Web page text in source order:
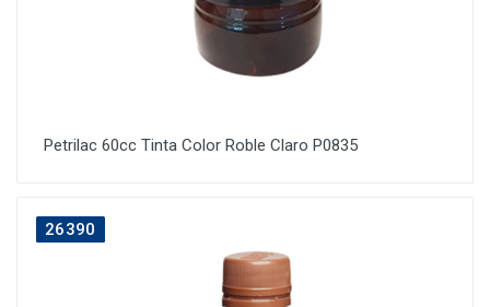
Petrilac 60cc Tinta Color Roble Claro P0835
26390